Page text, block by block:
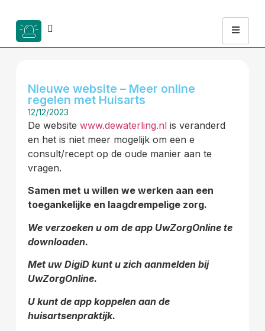
Nieuwe website – Meer online
regelen met Huisarts
12/12/2023
De website www.dewaterling.nlis veranderd
en het is niet meer mogelijk om een e
consult/recept op de oude manier aan te
vragen.
Samen met u willen we werken aan een
toegankelijke en laagdrempelige zorg.
We verzoeken u om de app UwZorgOnline te
downloaden.
Met uw DigiD kunt u zich aanmelden bij
UwZorgOnline.
U kunt de app koppelen aan de
huisartsenpraktijk.